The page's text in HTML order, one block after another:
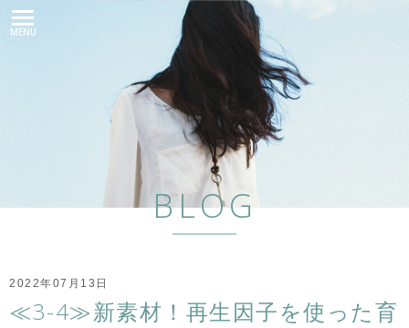
MENU
BLOG
2022年07月13日
≪3-4≫新素材！再生因子を使った育